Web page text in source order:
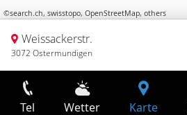
©search.ch, swisstopo, OpenStreetMap, others
Weissackerstr.
3072 Ostermundigen
Tel Wetter Karte